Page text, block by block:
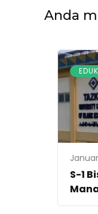
Anda
S-1